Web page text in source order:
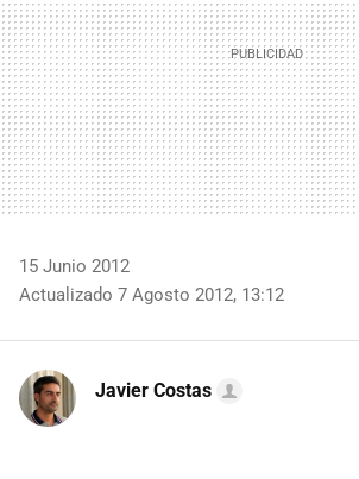
15 Junio 2012
Actualizado 7 Agosto 2012, 13:12
Javier Costas